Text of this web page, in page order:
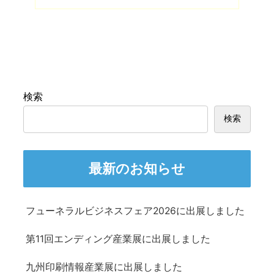
検索
検索
最新のお知らせ
フューネラルビジネスフェア2026に出展しました
第11回エンディング産業展に出展しました
九州印刷情報産業展に出展しました